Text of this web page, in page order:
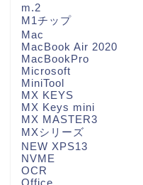
m.2
M1チップ
Mac
MacBook Air 2020
MacBookPro
Microsoft
MiniTool
MX KEYS
MX Keys mini
MX MASTER3
MXシリーズ
NEW XPS13
NVME
OCR
Office